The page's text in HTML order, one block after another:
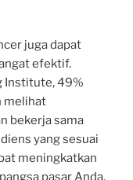
juga dapat
efektif.
Institute, 49%
melihat
bekerja sama
yang sesuai
meningkatkan
pasar Anda.